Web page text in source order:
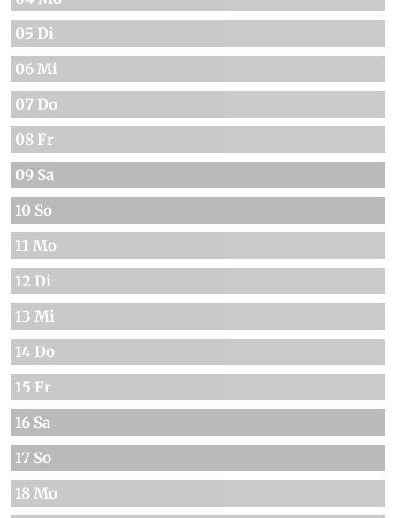
05 Di
06 Mi
07 Do
08 Fr
09 Sa
10 So
11 Mo
12 Di
13 Mi
14 Do
15 Fr
16 Sa
17 So
18 Mo